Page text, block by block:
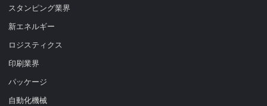
スタンピング業界
新エネルギー
ロジスティクス
印刷業界
パッケージ
自動化機械